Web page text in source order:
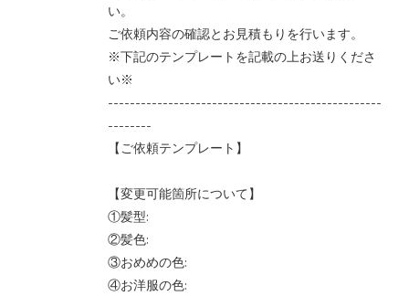
い。
ご依頼内容の確認とお見積もりを行います。
※下記のテンプレートを記載の上お送りくださ
い※
--------------------------------------------------
--------
【ご依頼テンプレート】
【変更可能箇所について】
①髪型:
②髪色:
③おめめの色:
④お洋服の色: